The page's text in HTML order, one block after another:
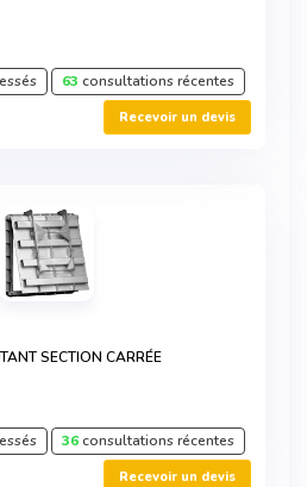
63 consultations récentes
Recevoir un devis
SECTION CARRÉE
36consultations récentes
Recevoir un devis